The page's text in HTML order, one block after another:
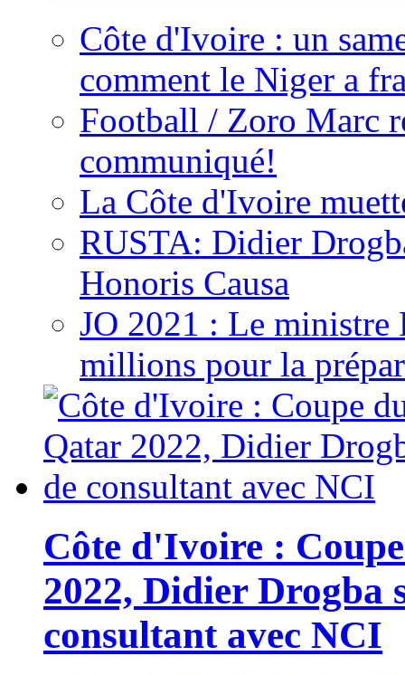
Côte d'Ivoire : un
comment le Niger a
Football / Zoro Marc
communiqué!
La Côte d'Ivoire
RUSTA: Didier
Honoris Causa
JO 2021 : Le ministre
millions pour la
Côte d'Ivoire :
2022, Didier Drogba
consultant avec NCI